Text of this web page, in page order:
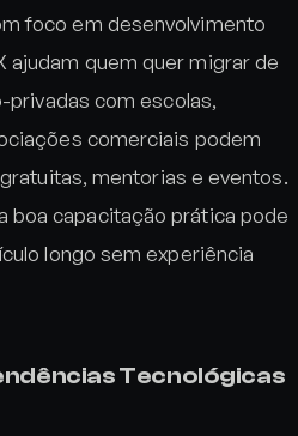
foco em desenvolvimento
ajudam quem quer migrar de
privadas com escolas,
comerciais podem
mentorias e eventos.
boa capacitação prática pode
longo sem experiência
Tecnológicas